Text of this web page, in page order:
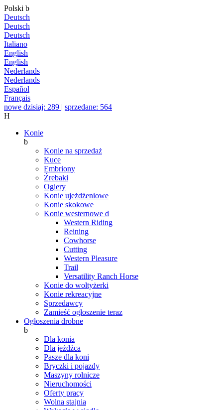
Polski b
Deutsch
Deutsch
Deutsch
Italiano
English
English
Nederlands
Nederlands
Español
Français
nowe dzisiaj: 289 | sprzedane: 564
H
Konie
b
Konie na sprzedaż
Kuce
Embriony
Źrebaki
Ogiery
Konie ujeżdżeniowe
Konie skokowe
Konie westernowe d
Western Riding
Reining
Cowhorse
Cutting
Western Pleasure
Trail
Versatility Ranch Horse
Konie do woltyżerki
Konie rekreacyjne
Sprzedawcy
Zamieść ogłoszenie teraz
Ogłoszenia drobne
b
Dla konia
Dla jeźdźca
Pasze dla koni
Bryczki i pojazdy
Maszyny rolnicze
Nieruchomości
Oferty pracy
Wolna stajnia